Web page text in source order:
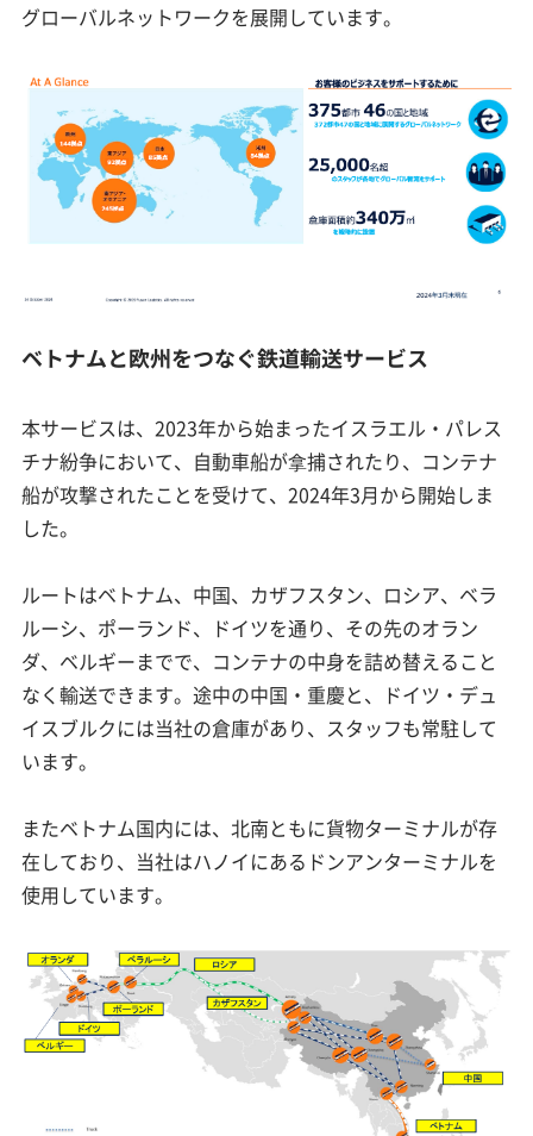
グローバルネットワークを展開しています。
ベトナムと欧州をつなぐ鉄道輸送サービス
本サービスは、2023年から始まったイスラエル・パレス
チナ紛争において、自動車船が拿捕されたり、コンテナ
船が攻撃されたことを受けて、2024年3月から開始しま
した。
ルートはベトナム、中国、カザフスタン、ロシア、ベラ
ルーシ、ポーランド、ドイツを通り、その先のオラン
ダ、ベルギーまでで、コンテナの中身を詰め替えること
なく輸送できます。途中の中国・重慶と、ドイツ・デュ
イスブルクには当社の倉庫があり、スタッフも常駐して
います。
またベトナム国内には、北南ともに貨物ターミナルが存
在しており、当社はハノイにあるドンアンターミナルを
使用しています。